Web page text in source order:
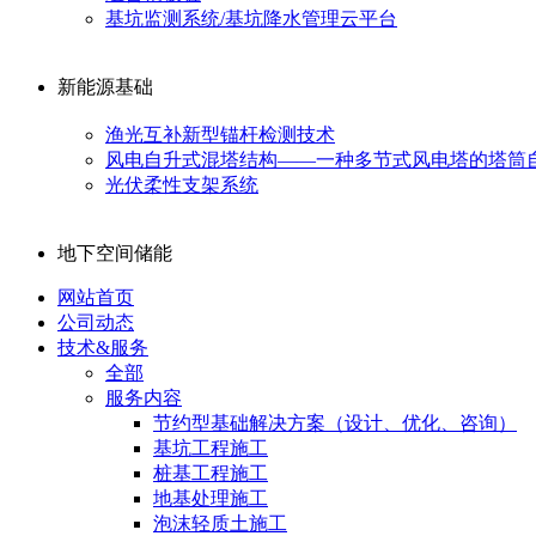
基坑监测系统/基坑降水管理云平台
新能源基础
渔光互补新型锚杆检测技术
风电自升式混塔结构——一种多节式风电塔的塔筒
光伏柔性支架系统
地下空间储能
网站首页
公司动态
技术&服务
全部
服务内容
节约型基础解决方案（设计、优化、咨询）
基坑工程施工
桩基工程施工
地基处理施工
泡沫轻质土施工